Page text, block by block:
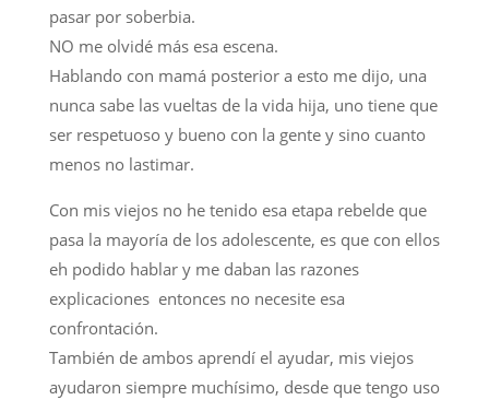
pasar por soberbia.
NO me olvidé más esa escena.
Hablando con mamá posterior a esto me dijo, una
nunca sabe las vueltas de la vida hija, uno tiene que
ser respetuoso y bueno con la gente y sino cuanto
menos no lastimar.
Con mis viejos no he tenido esa etapa rebelde que
pasa la mayoría de los adolescente, es que con ellos
eh podido hablar y me daban las razones
explicaciones entonces no necesite esa
confrontación.
También de ambos aprendí el ayudar, mis viejos
ayudaron siempre muchísimo, desde que tengo uso